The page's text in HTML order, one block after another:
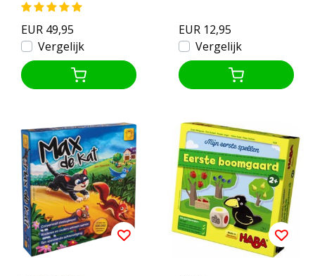
EUR 49,95
Vergelijk
EUR 12,95
Vergelijk